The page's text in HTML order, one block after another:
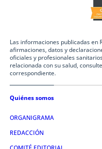
Las informaciones publicadas en
afirmaciones, datos y
oficiales y profesionales
relacionada con su salud,
correspondiente.
Quiénes somos
ORGANIGRAMA
REDACCIÓN